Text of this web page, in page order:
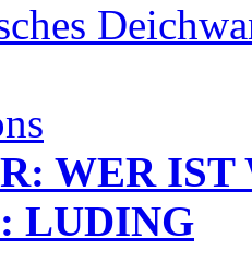
WER IST
LUDING